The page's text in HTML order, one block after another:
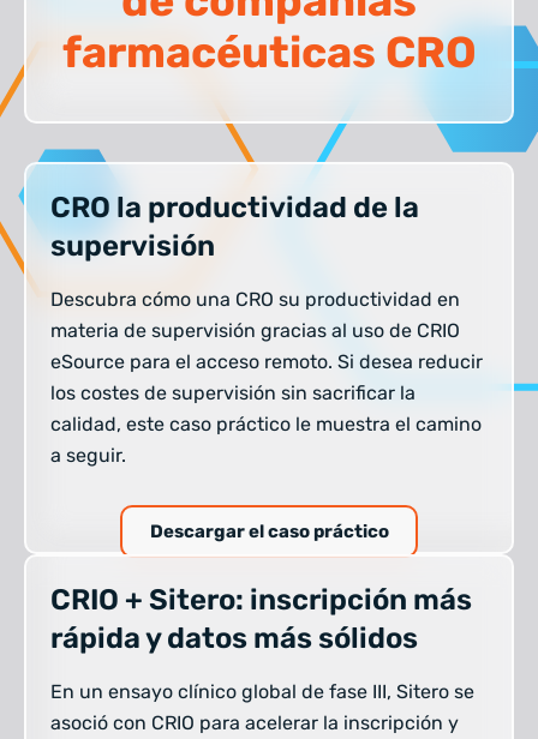
farmacéuticas CRO
CRO la productividad de la
supervisión
Descubra cómo una CRO su productividad en
materia de supervisión gracias al uso de CRIO
eSource para el acceso remoto. Si desea reducir
los costes de supervisión sin sacrificar la
calidad, este caso práctico le muestra el camino
a seguir.
Descargar el caso práctico
CRIO + Sitero: inscripción más
rápida y datos más sólidos
En un ensayo clínico global de fase III, Sitero se
asoció con CRIO para acelerar la inscripción y